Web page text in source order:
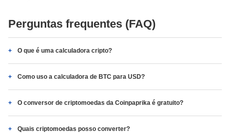
Perguntas frequentes (FAQ)
O que é uma calculadora cripto?
Como uso a calculadora de BTC para USD?
O conversor de criptomoedas da Coinpaprika é gratuito?
Quais criptomoedas posso converter?